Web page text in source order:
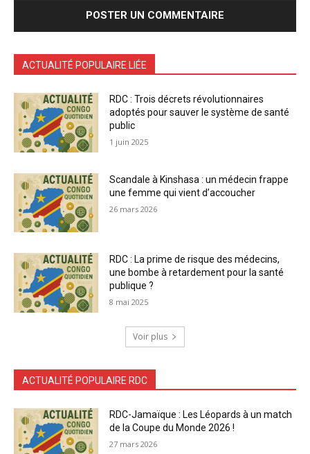
ACTUALITÉ POPULAIRE LIÉE
RDC : Trois décrets révolutionnaires
adoptés pour sauver le système de santé
public
1 juin 2025
Scandale à Kinshasa : un médecin frappe
une femme qui vient d’accoucher
26 mars 2026
RDC : La prime de risque des médecins,
une bombe à retardement pour la santé
publique ?
8 mai 2025
Voir plus
ACTUALITÉ POPULAIRE RDC
RDC-Jamaïque : Les Léopards à un match
de la Coupe du Monde 2026 !
27 mars 2026